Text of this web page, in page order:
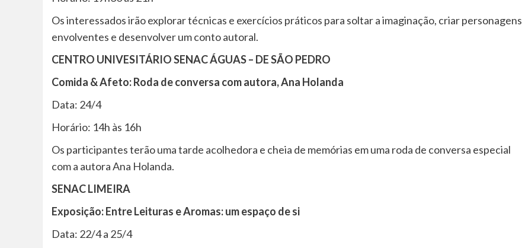
Os interessados irão explorar técnicas e exercícios práticos para soltar a imaginação, criar personagens
envolventes e desenvolver um conto autoral.
CENTRO UNIVESITÁRIO SENAC ÁGUAS – DE SÃO PEDRO
Comida & Afeto: Roda de conversa com autora, Ana Holanda
Data: 24/4
Horário: 14h às 16h
Os participantes terão uma tarde acolhedora e cheia de memórias em uma roda de conversa especial
com a autora Ana Holanda.
SENAC LIMEIRA
Exposição: Entre Leituras e Aromas: um espaço de si
Data: 22/4 a 25/4